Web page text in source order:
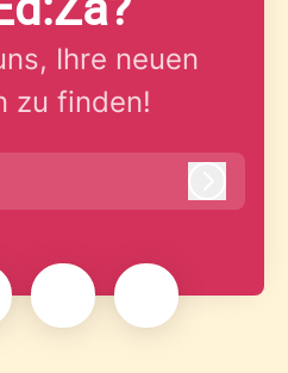
Ihre neuen
zu finden!